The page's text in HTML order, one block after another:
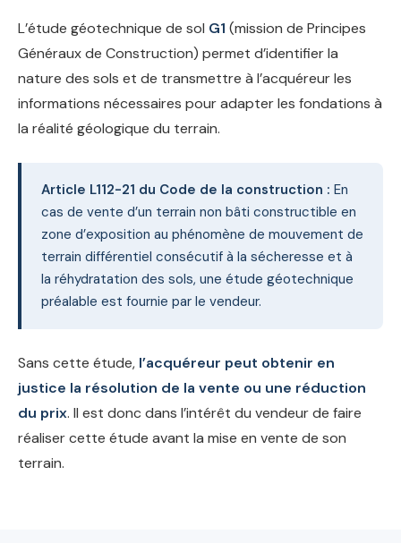
L’étude géotechnique de sol G1 (mission de Principes
Généraux de Construction) permet d’identifier la
nature des sols et de transmettre à l’acquéreur les
informations nécessaires pour adapter les fondations à
la réalité géologique du terrain.
Article L112-21 du Code de la construction : En
cas de vente d’un terrain non bâti constructible en
zone d’exposition au phénomène de mouvement de
terrain différentiel consécutif à la sécheresse et à
la réhydratation des sols, une étude géotechnique
préalable est fournie par le vendeur.
Sans cette étude, l’acquéreur peut obtenir en
justice la résolution de la vente ou une réduction
du prix. Il est donc dans l’intérêt du vendeur de faire
réaliser cette étude avant la mise en vente de son
terrain.